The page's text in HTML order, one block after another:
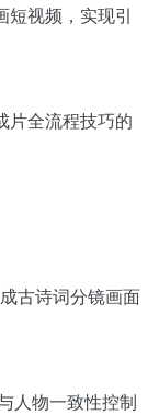
短视频，实现引
片全流程技巧的
古诗词分镜画面
人物一致性控制